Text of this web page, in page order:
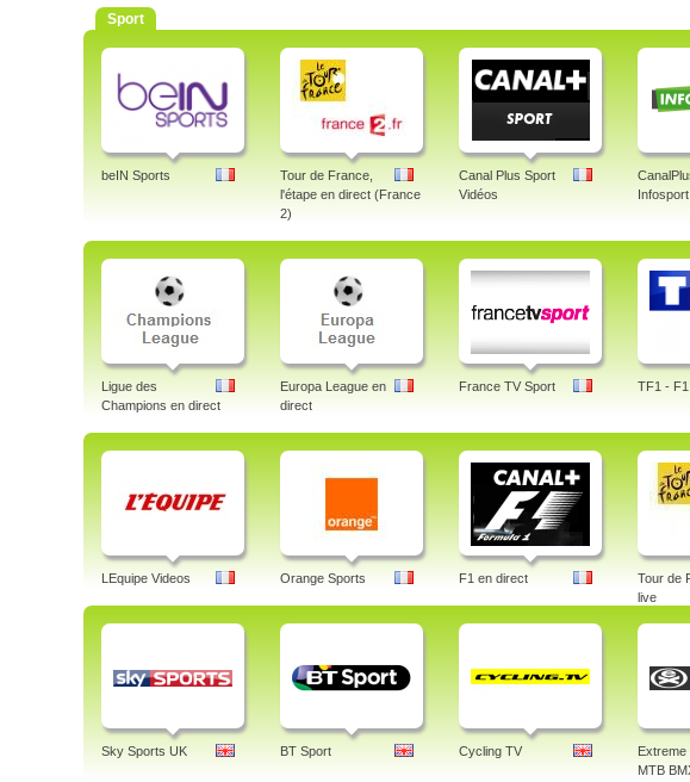
Sport
beIN Sports
Tour de France,
l'étape en direct (France
2)
Canal Plus Sport
Vidéos
Ligue des
Champions en direct
Europa League en
direct
France TV Sport TF1 -
LEquipe Videos Orange Sports F1 en direct
Tour de
live
Sky Sports UK BT Sport Cycling TV
MTB